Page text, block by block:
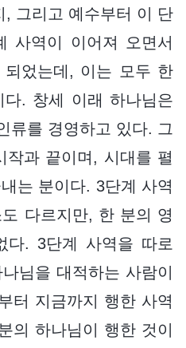
, 그리고 예수부터 이 단
사역이 이어져 오면서
었는데, 이는 모두 한
. 창세 이래 하나님은
류를 경영하고 있다. 그
작과 끝이며, 시대를 펼
는 분이다. 3단계 사역
다르지만, 한 분의 영
다. 3단계 사역을 따로
님을 대적하는 사람이
터 지금까지 행한 사역
의 하나님이 행한 것이